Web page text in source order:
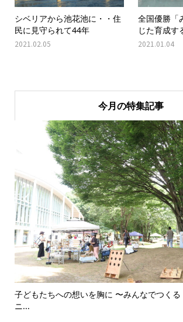
シベリアから池花池に・・住
民に見守られて44年
2021.02.05
全国優勝「
じた育成す
2021.01.04
今月の特集記事

子どもたちへの想いを胸に 〜みんなでつく
ニ...